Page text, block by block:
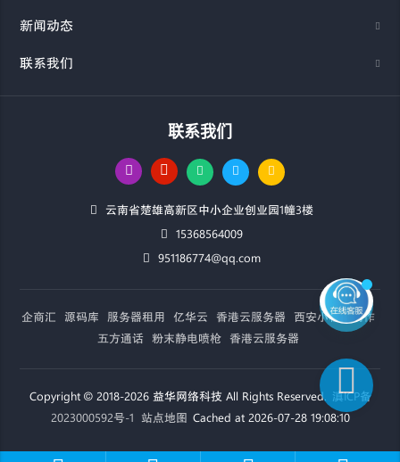
新闻动态
联系我们
联系我们
云南省楚雄高新区中小企业创业园1幢3楼
15368564009
951186774@qq.com
企商汇 源码库 服务器租用 亿华云 香港云服务器 西安小程序制作
五方通话 粉末静电喷枪 香港云服务器
Copyright © 2018-2026 益华网络科技 All Rights Reserved. 滇ICP备
2023000592号-1 站点地图 Cached at 2026-07-28 19:08:10